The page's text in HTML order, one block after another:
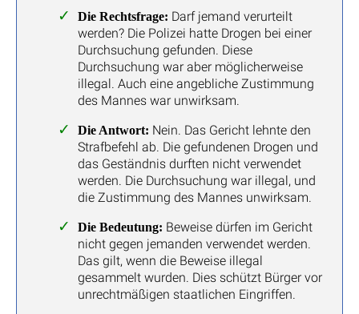
Die Rechtsfrage: Darf jemand verurteilt
werden? Die Polizei hatte Drogen bei einer
Durchsuchung gefunden. Diese
Durchsuchung war aber möglicherweise
illegal. Auch eine angebliche Zustimmung
des Mannes war unwirksam.
Die Antwort: Nein. Das Gericht lehnte den
Strafbefehl ab. Die gefundenen Drogen und
das Geständnis durften nicht verwendet
werden. Die Durchsuchung war illegal, und
die Zustimmung des Mannes unwirksam.
Die Bedeutung: Beweise dürfen im Gericht
nicht gegen jemanden verwendet werden.
Das gilt, wenn die Beweise illegal
gesammelt wurden. Dies schützt Bürger vor
unrechtmäßigen staatlichen Eingriffen.